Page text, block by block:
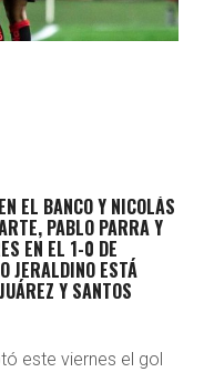
EL BANCO Y NICOLÁS
PABLO PARRA Y
EN EL 1-0 DE
JERALDINO ESTÁ
Y SANTOS
este viernes el gol